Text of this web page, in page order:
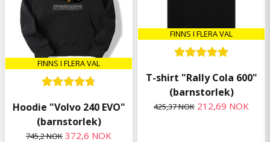
FINNS I FLERA VAL
Hoodie "Volvo 240 EVO"
(barnstorlek)
745,2 NOK 372,6 NOK
FINNS I FLERA VAL
T-shirt "Rally Cola 600"
(barnstorlek)
425,37 NOK 212,69 NOK